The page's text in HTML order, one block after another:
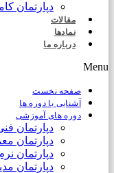
دپارتمان
مقالات
نمادها
درباره ما
Menu
صفحه نخست
آشنایی با دوره ها
دوره های آموزشی
دپارتمان
دپارتمان
دپارتمان
دپارتمان